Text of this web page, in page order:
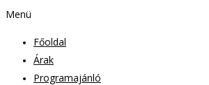
Menü
Főoldal
Árak
Programajánló